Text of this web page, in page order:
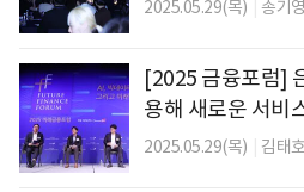
2025.05.29(목) 송기
[2025 금융포럼]
용해 새로운 서비
2025.05.29(목) 김태